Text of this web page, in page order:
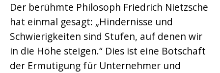
Der berühmte Philosoph Friedrich Nietzsche
hat einmal gesagt: „Hindernisse und
Schwierigkeiten sind Stufen, auf denen wir
in die Höhe steigen.“ Dies ist eine Botschaft
der Ermutigung für Unternehmer und